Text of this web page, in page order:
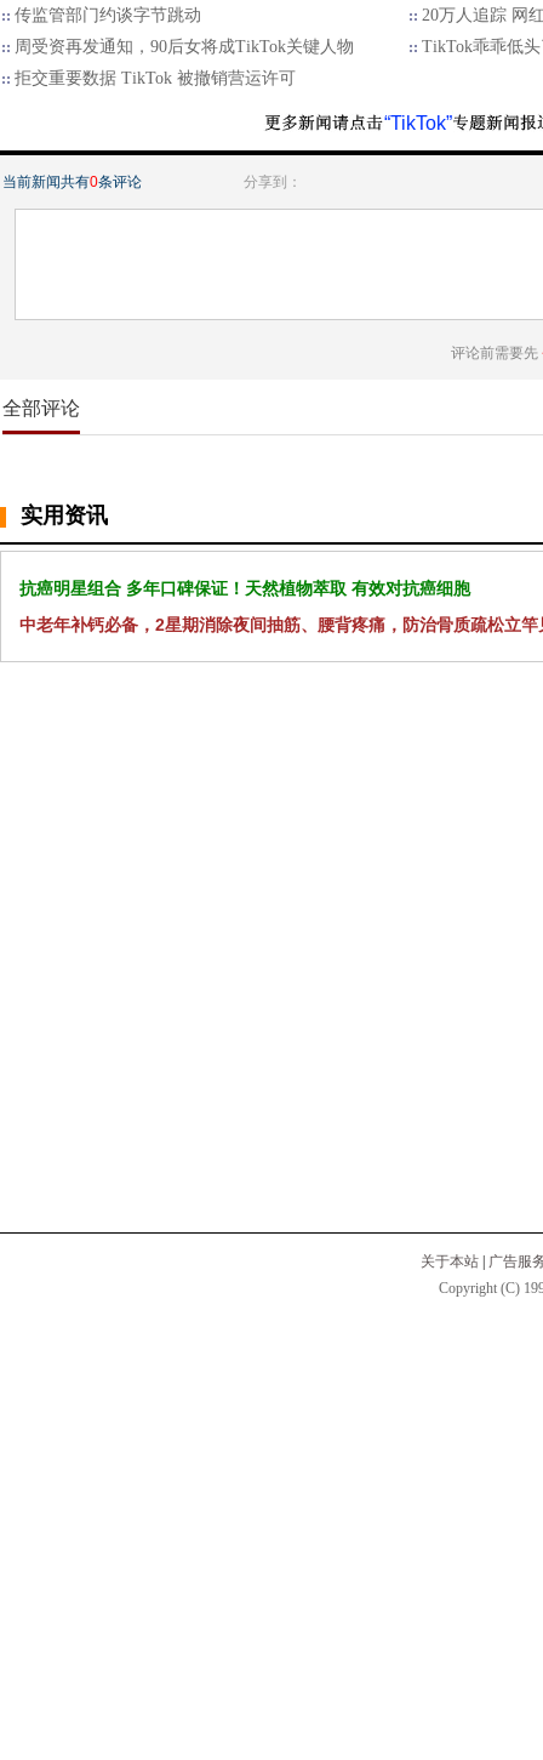
传监管部门约谈字节跳动
20万人追踪 网
周受资再发通知，90后女将成TikTok关键人物
TikTok乖乖低
拒交重要数据 TikTok 被撤销营运许可
“TikTok”
当前新闻共有0条评论 分享到：
评论前需要先
全部评论
实用资讯
抗癌明星组合 多年口碑保证！天然植物萃取 有效对抗癌细胞
中老年补钙必备，2星期消除夜间抽筋、腰背疼痛，防治骨质疏松立竿
关于本站
广告服
Copyright (C)